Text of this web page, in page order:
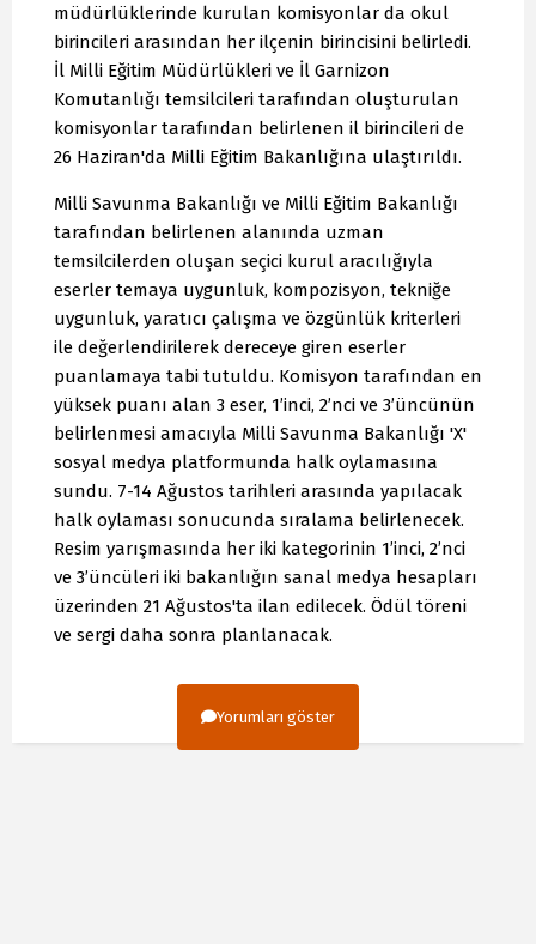
müdürlüklerinde kurulan komisyonlar da okul
birincileri arasından her ilçenin birincisini belirledi.
İl Milli Eğitim Müdürlükleri ve İl Garnizon
Komutanlığı temsilcileri tarafından oluşturulan
komisyonlar tarafından belirlenen il birincileri de
26 Haziran'da Milli Eğitim Bakanlığına ulaştırıldı.
Milli Savunma Bakanlığı ve Milli Eğitim Bakanlığı
tarafından belirlenen alanında uzman
temsilcilerden oluşan seçici kurul aracılığıyla
eserler temaya uygunluk, kompozisyon, tekniğe
uygunluk, yaratıcı çalışma ve özgünlük kriterleri
ile değerlendirilerek dereceye giren eserler
puanlamaya tabi tutuldu. Komisyon tarafından en
yüksek puanı alan 3 eser, 1’inci, 2’nci ve 3’üncünün
belirlenmesi amacıyla Milli Savunma Bakanlığı 'X'
sosyal medya platformunda halk oylamasına
sundu. 7-14 Ağustos tarihleri arasında yapılacak
halk oylaması sonucunda sıralama belirlenecek.
Resim yarışmasında her iki kategorinin 1’inci, 2’nci
ve 3’üncüleri iki bakanlığın sanal medya hesapları
üzerinden 21 Ağustos'ta ilan edilecek. Ödül töreni
ve sergi daha sonra planlanacak.
Yorumları göster